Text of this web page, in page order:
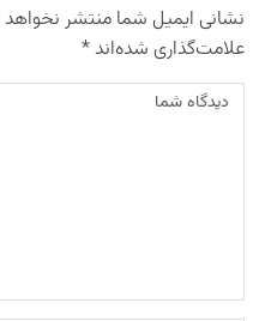
نشانی ایمیل شما منتشر
علامت‌گذاری شده‌اند*